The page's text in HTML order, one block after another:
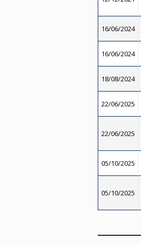
16/06/2024
16/06/2024
18/08/2024
22/06/2025
22/06/2025
05/10/2025
05/10/2025